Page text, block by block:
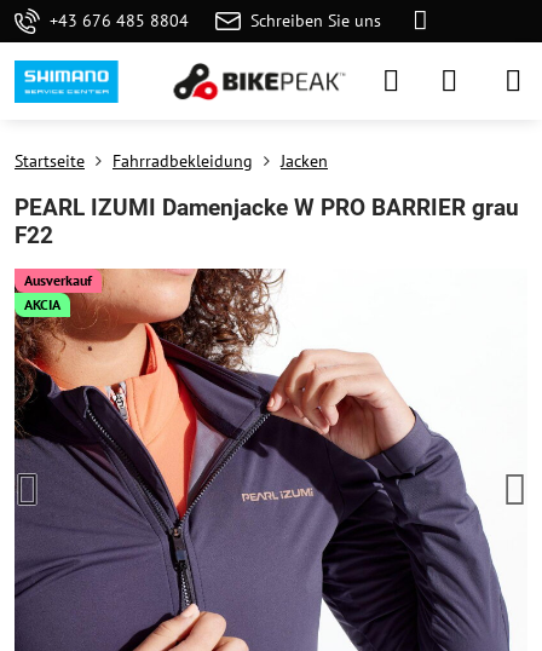
+43 676 485 8804 Schreiben Sie uns
Ausverkauf
AKCIA
Startseite Fahrradbekleidung Jacken
PEARL IZUMI Damenjacke W PRO BARRIER grau
F22